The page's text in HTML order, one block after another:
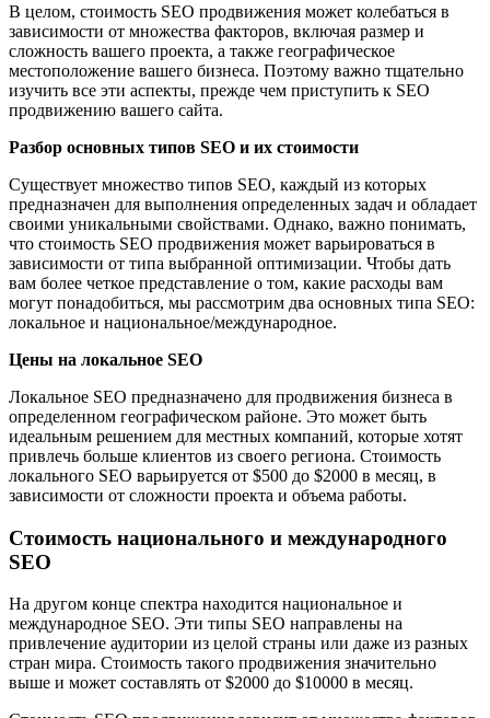
В целом, стоимость SEO продвижения может колебаться в
зависимости от множества факторов, включая размер и
сложность вашего проекта, а также географическое
местоположение вашего бизнеса. Поэтому важно тщательно
изучить все эти аспекты, прежде чем приступить к SEO
продвижению вашего сайта.
Разбор основных типов SEO и их стоимости
Существует множество типов SEO, каждый из которых
предназначен для выполнения определенных задач и обладает
своими уникальными свойствами. Однако, важно понимать,
что стоимость SEO продвижения может варьироваться в
зависимости от типа выбранной оптимизации. Чтобы дать
вам более четкое представление о том, какие расходы вам
могут понадобиться, мы рассмотрим два основных типа SEO:
локальное и национальное/международное.
Цены на локальное SEO
Локальное SEO предназначено для продвижения бизнеса в
определенном географическом районе. Это может быть
идеальным решением для местных компаний, которые хотят
привлечь больше клиентов из своего региона. Стоимость
локального SEO варьируется от $500 до $2000 в месяц, в
зависимости от сложности проекта и объема работы.
Стоимость национального и международного
SEO
На другом конце спектра находится национальное и
международное SEO. Эти типы SEO направлены на
привлечение аудитории из целой страны или даже из разных
стран мира. Стоимость такого продвижения значительно
выше и может составлять от $2000 до $10000 в месяц.